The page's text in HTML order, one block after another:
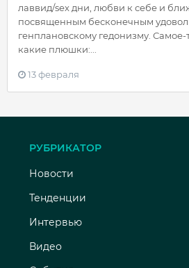
лаввид/sех дни, любви к себе и
посвященным бесконечным
генплановскому гедонизму.
какие плюшки:...
13 февраля
РУБРИКАТОР
Новости
Тенденции
Интервью
Видео